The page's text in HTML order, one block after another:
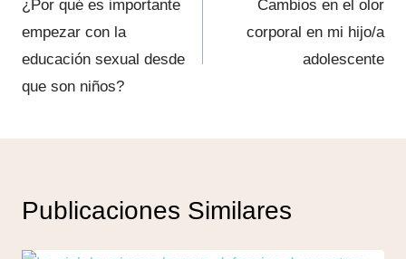
de
entradas
¿Por qué es importante
empezar con la
educación sexual desde
que son niños?
Cambios en el olor
corporal en mi hijo/a
adolescente
Publicaciones Similares